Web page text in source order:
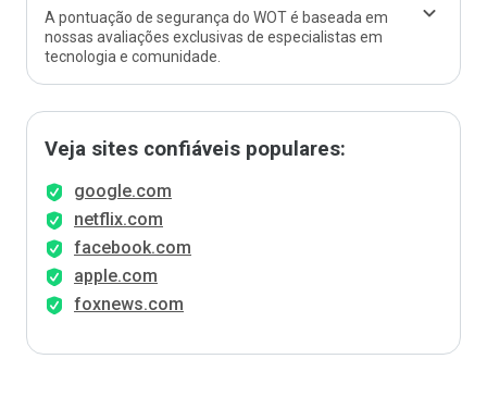
A pontuação de segurança do WOT é baseada em
nossas avaliações exclusivas de especialistas em
tecnologia e comunidade.
Veja sites confiáveis populares:
google.com
netflix.com
facebook.com
apple.com
foxnews.com